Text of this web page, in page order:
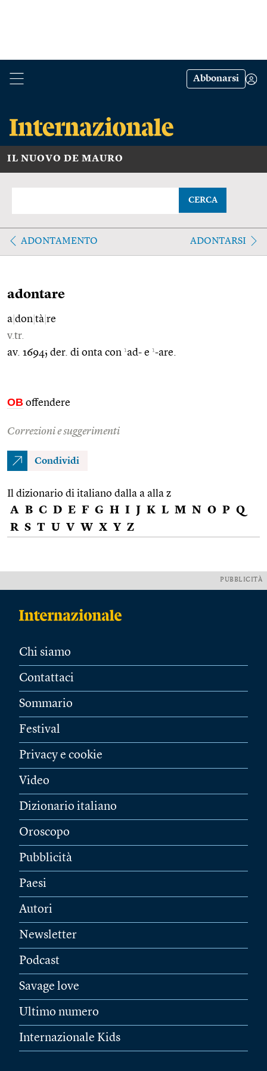
Abbonarsi
IL NUOVO DE MAURO
CERCA
ADONTAMENTO ADONTARSI
adontare
a don tà re
v.tr.
av. 1694; der. di onta con 1ad- e 1-are.
OB offendere
Correzioni e suggerimenti
Condividi
Il dizionario di italiano dalla a alla z
A B C D E F G H I J K L M N O P Q
R S T U V W X Y Z
PUBBLICITÀ
Chi siamo
Contattaci
Sommario
Festival
Privacy e cookie
Video
Dizionario italiano
Oroscopo
Pubblicità
Paesi
Autori
Newsletter
Podcast
Savage love
Ultimo numero
Internazionale Kids